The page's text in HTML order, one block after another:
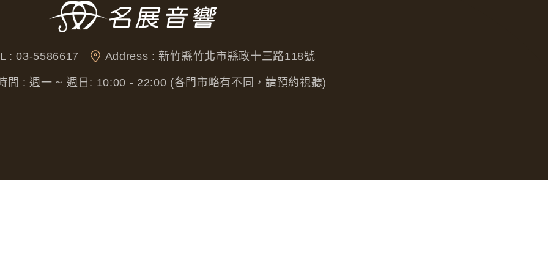
: 03-5586617 Address : 新竹縣竹北市縣政十三路118號
間 : 週一 ~ 週日: 10:00 - 22:00 (各門市略有不同，請預約視聽)